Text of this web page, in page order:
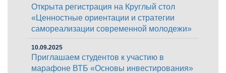
Открыта регистрация на Круглый стол
«Ценностные ориентации и стратегии
самореализации современной молодежи»
10.09.2025
Приглашаем студентов к участию в
марафоне ВТБ «Основы инвестирования»